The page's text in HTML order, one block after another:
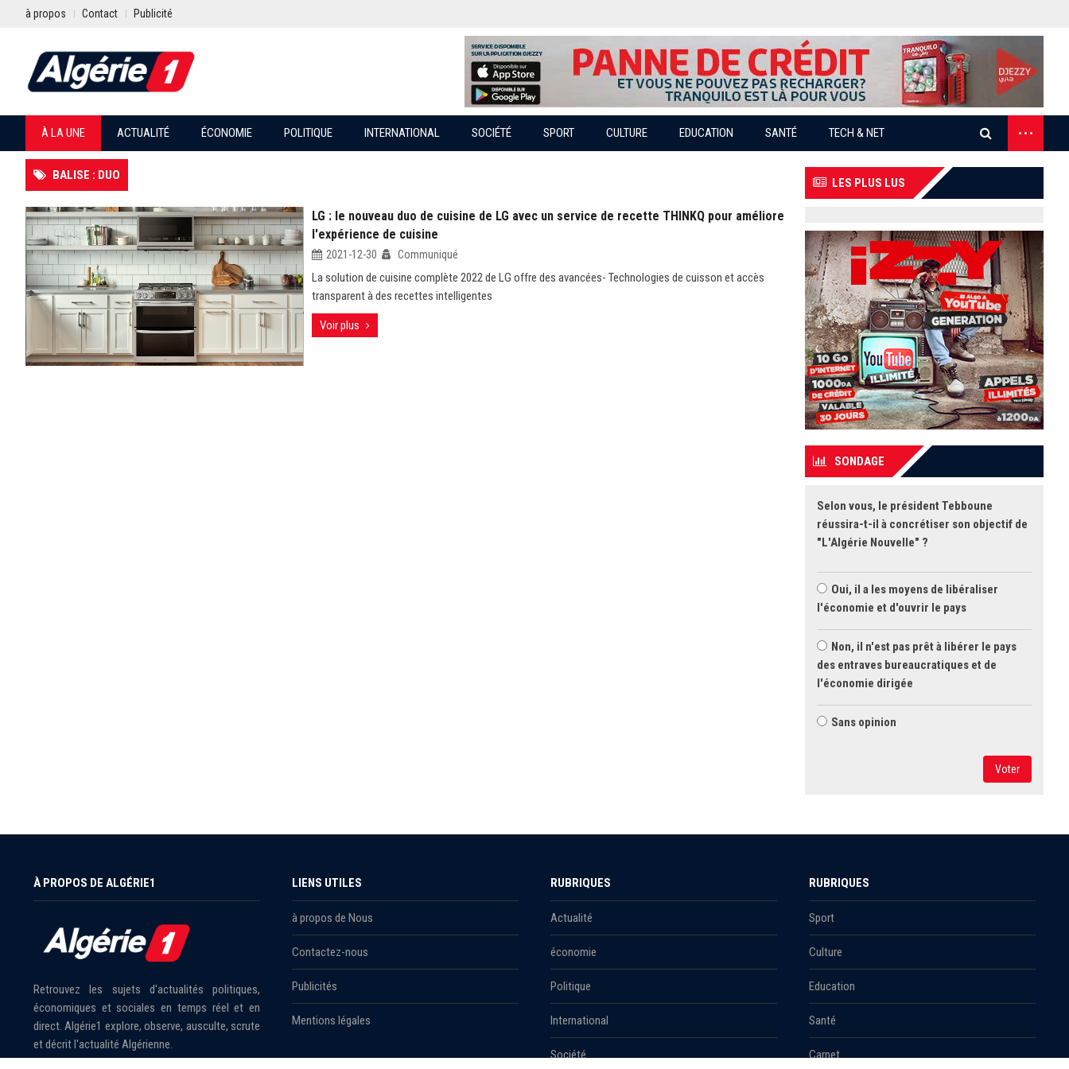
à propos Contact Publicité
À LA UNE ACTUALITÉ ÉCONOMIE POLITIQUE INTERNATIONAL SOCIÉTÉ SPORT CULTURE EDUCATION SANTÉ TECH & NET ...
BALISE : DUO
LG : le nouveau duo de cuisine de LG avec un service de recette THINKQ pour améliore
l'expérience de cuisine
2021-12-30 Communiqué
La solution de cuisine complète 2022 de LG offre des avancées- Technologies de cuisson et accès
transparent à des recettes intelligentes
Voir plus
LES PLUS LUS
SONDAGE
Selon vous, le président Tebboune
réussira-t-il à concrétiser son objectif de
"L'Algérie Nouvelle" ?
Oui, il a les moyens de libéraliser
l'économie et d'ouvrir le pays
Non, il n'est pas prêt à libérer le pays
des entraves bureaucratiques et de
l'économie dirigée
Sans opinion
Voter
À PROPOS DE ALGÉRIE1
Retrouvez les sujets d'actualités politiques,
économiques et sociales en temps réel et en
direct. Algérie1 explore, observe, ausculte, scrute
et décrit l'actualité Algérienne.
LIENS UTILES
à propos de Nous
Contactez-nous
Publicités
Mentions légales
RUBRIQUES
Actualité
économie
Politique
International
Société
RUBRIQUES
Sport
Culture
Education
Santé
Carnet